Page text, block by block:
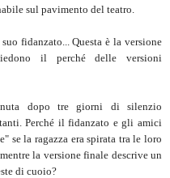
sul pavimento del teatro.
fidanzato... Questa è la versione
il perché delle versioni
dopo tre giorni di silenzio
Perché il fidanzato e gli amici
se la ragazza era spirata tra le loro
la versione finale descrive un
di cuoio?